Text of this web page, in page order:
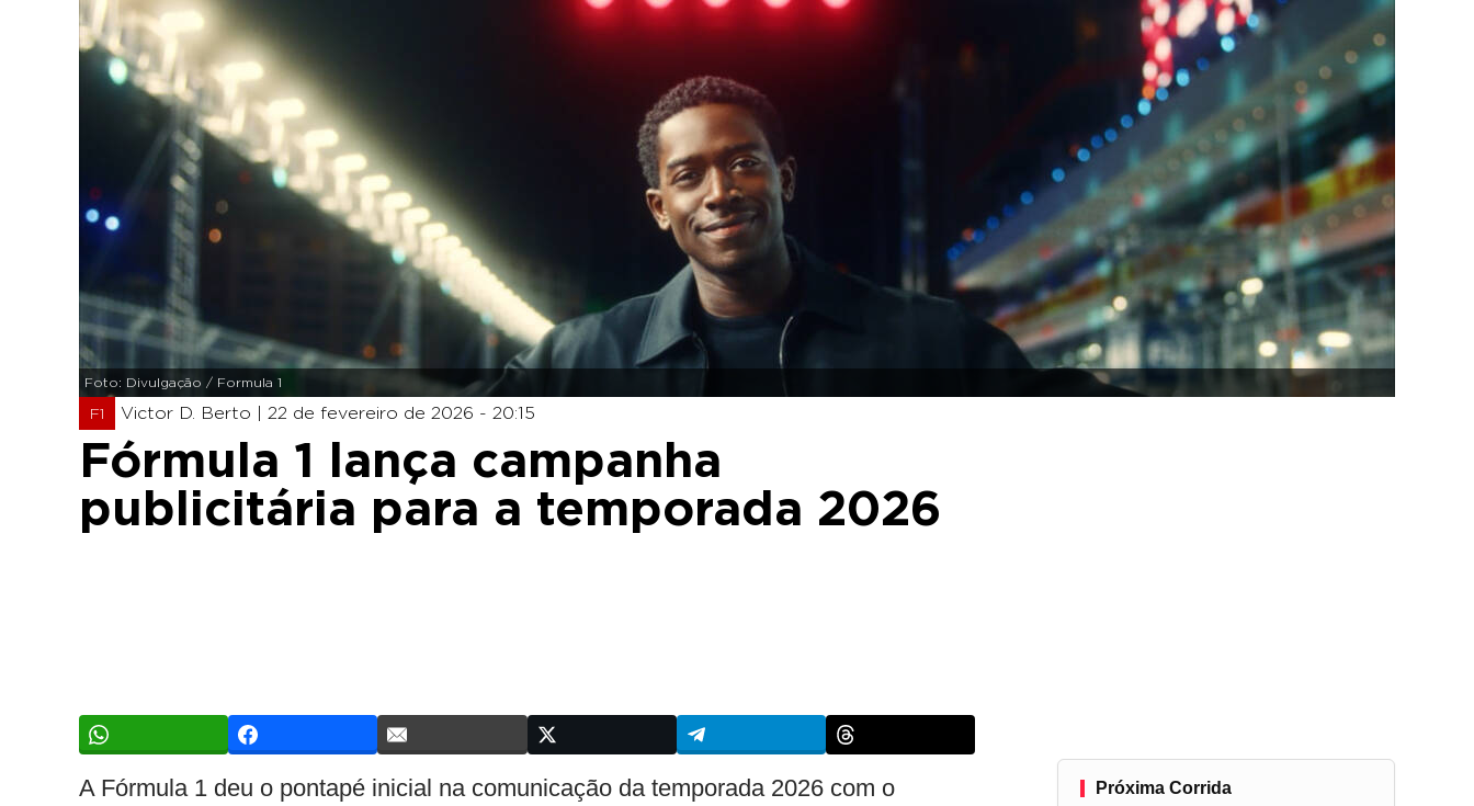
Foto: Divulgação / Formula 1
F1 Victor D. Berto | 22 de fevereiro de 2026 - 20:15
Fórmula 1 lança campanha
publicitária para a temporada 2026
A Fórmula 1 deu o pontapé inicial na comunicação da temporada 2026 com o
Próxima Corrida